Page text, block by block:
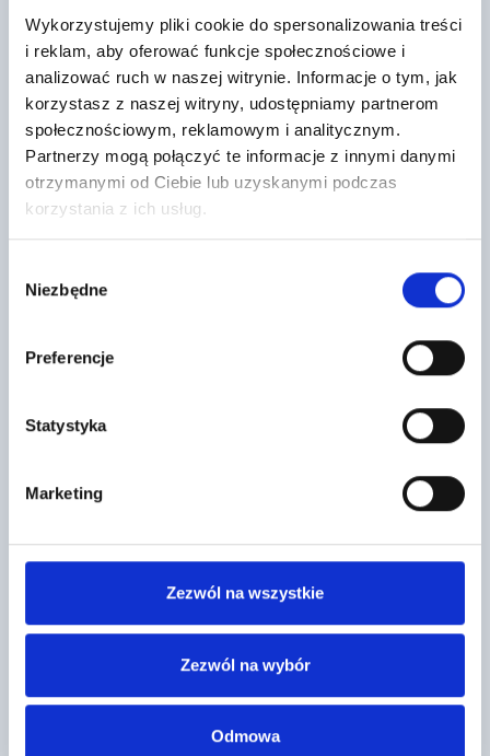
Wykorzystujemy pliki cookie do spersonalizowania treści
i reklam, aby oferować funkcje społecznościowe i
analizować ruch w naszej witrynie. Informacje o tym, jak
korzystasz z naszej witryny, udostępniamy partnerom
społecznościowym, reklamowym i analitycznym.
Partnerzy mogą połączyć te informacje z innymi danymi
otrzymanymi od Ciebie lub uzyskanymi podczas
korzystania z ich usług.
zgody
Niezbędne
Preferencje
Statystyka
Marketing
Zezwól na wszystkie
Zezwól na wybór
Odmowa
Dachówka podstawowa MONZA plus
antracyt Roben
6,75 zł/ szt
Dachówka ceramiczna
część systemu dachowego firmy
ULTRAPANEL TG 1250X600X20mm
85 ,80 zł/ szt
Płyta budowlana Ultra Panel to
wyrównywania oraz zabudowy
53
Płyta gipsowo-kartonowa
PLUS typ DF (GKF) to
46
URSA SILVER 39 to mata
Produkt jest niepalny (euroklasa